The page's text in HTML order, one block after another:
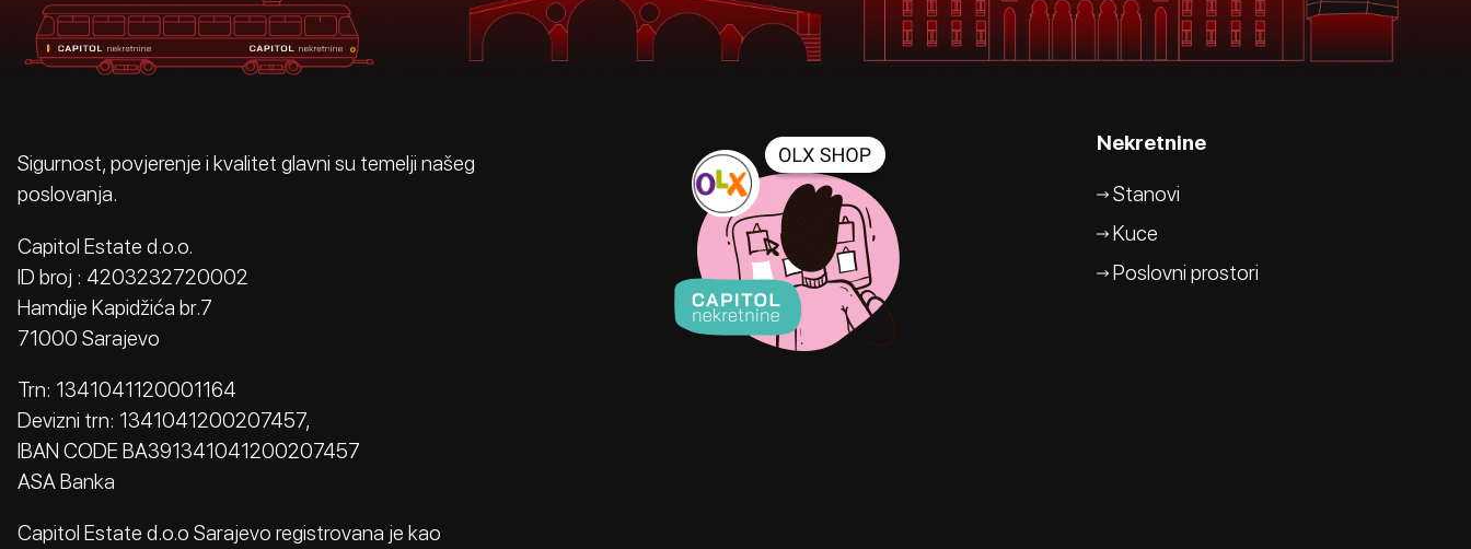
Sigurnost, povjerenje i kvalitet glavni su temelji našeg
poslovanja.
Capitol Estate d.o.o.
ID broj : 4203232720002
Hamdije Kapidžića br.7
71000 Sarajevo
Trn: 1341041120001164
Devizni trn: 1341041200207457,
IBAN CODE BA391341041200207457
ASA Banka
Capitol Estate d.o.o Sarajevo registrovana je kao
Nekretnine
Stanovi
Kuce
Poslovni prostori